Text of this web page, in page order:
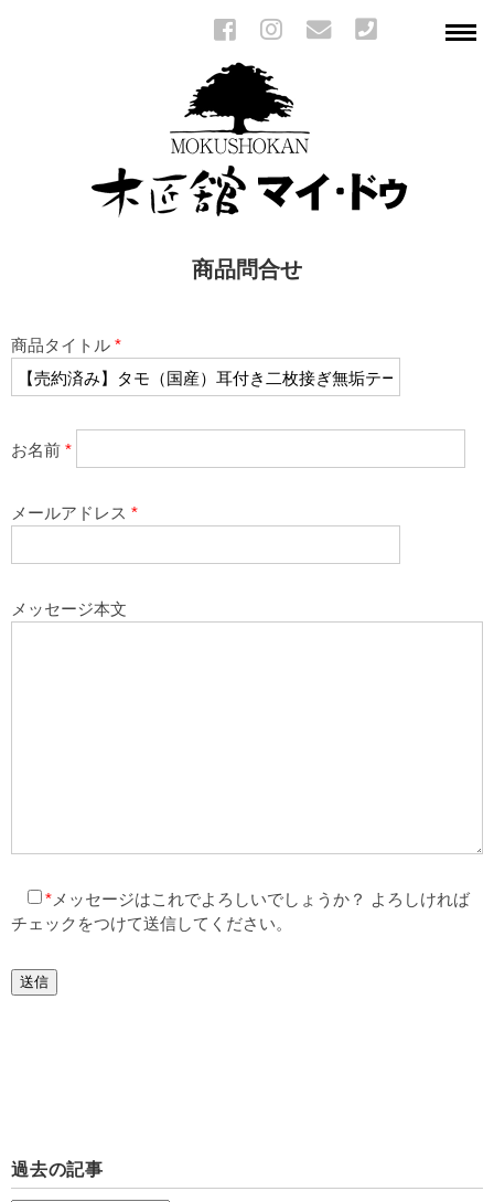
商品問合せ
商品タイトル *
お名前 *
メールアドレス *
メッセージ本文
* メッセージはこれでよろしいでしょうか？ よろしければ
チェックをつけて送信してください。
過去の記事